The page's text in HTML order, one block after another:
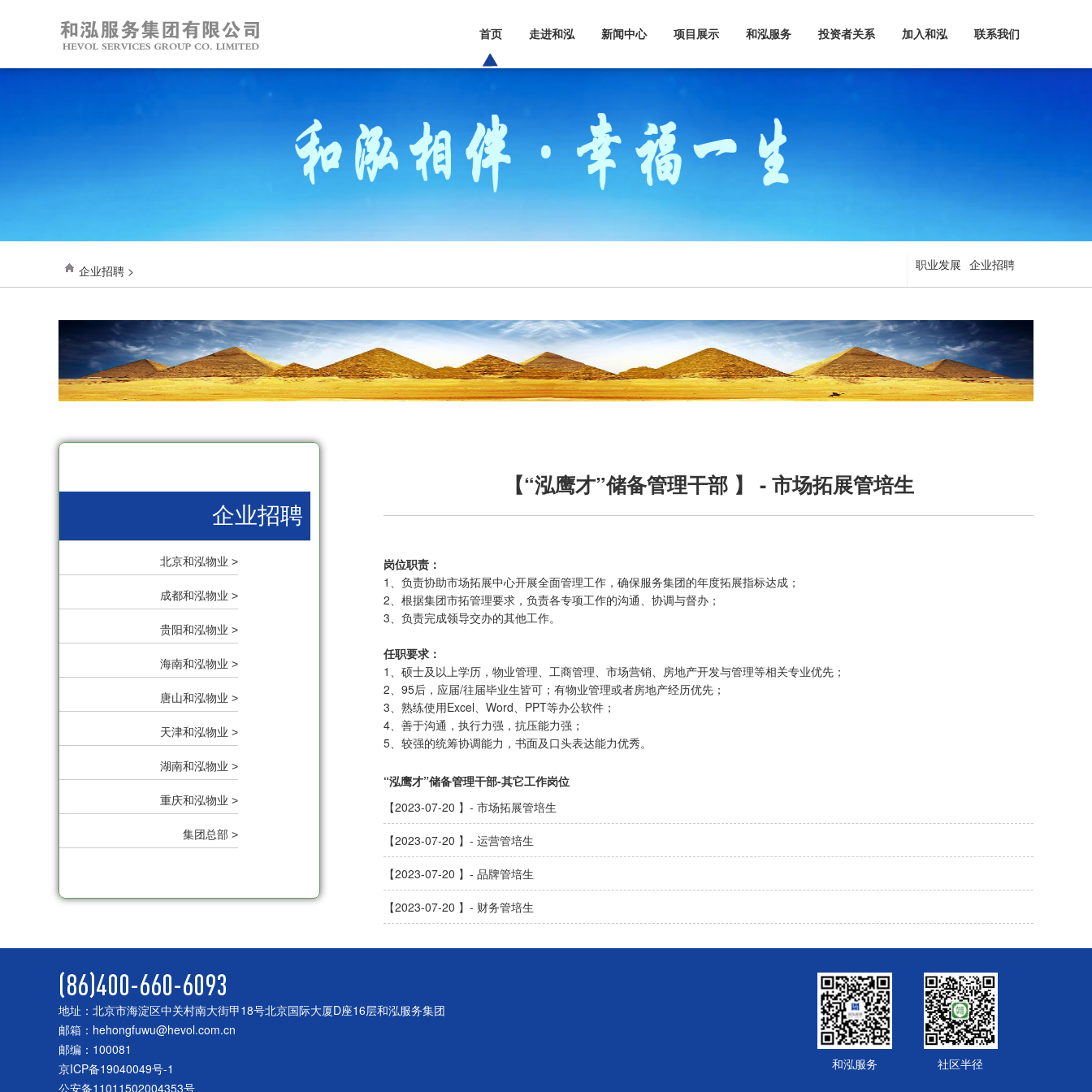
首页 走进和泓 新闻中心 项目展示 和泓服务 投资者关系 加入和泓 联系我们
企业招聘 > 职业发展 企业招聘
企业招聘
北京和泓物业 >
成都和泓物业 >
贵阳和泓物业 >
海南和泓物业 >
唐山和泓物业 >
天津和泓物业 >
湖南和泓物业 >
重庆和泓物业 >
集团总部 >
【“泓鹰才”储备管理干部 】 - 市场拓展管培生
岗位职责：
1、负责协助市场拓展中心开展全面管理工作，确保服务集团的年度拓展指标达成；
2、根据集团市拓管理要求，负责各专项工作的沟通、协调与督办；
3、负责完成领导交办的其他工作。
任职要求：
1、硕士及以上学历，物业管理、工商管理、市场营销、房地产开发与管理等相关专业优先；
2、95后，应届/往届毕业生皆可；有物业管理或者房地产经历优先；
3、熟练使用Excel、Word、PPT等办公软件；
4、善于沟通，执行力强，抗压能力强；
5、较强的统筹协调能力，书面及口头表达能力优秀。
“泓鹰才”储备管理干部-其它工作岗位
【2023-07-20 】- 市场拓展管培生
【2023-07-20 】- 运营管培生
【2023-07-20 】- 品牌管培生
【2023-07-20 】- 财务管培生
(86)400-660-6093
地址：北京市海淀区中关村南大街甲18号北京国际大厦D座16层和泓服务集团
邮箱：hehongfuwu@hevol.com.cn
邮编：100081
京ICP备19040049号-1
公安备11011502004353号
和泓服务 社区半径